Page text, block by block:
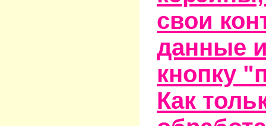
свои
данные
кнопку
Как